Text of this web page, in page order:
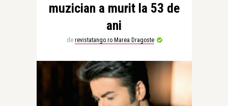
muzician a murit la 53 de
ani
de revistatango.ro Marea Dragoste